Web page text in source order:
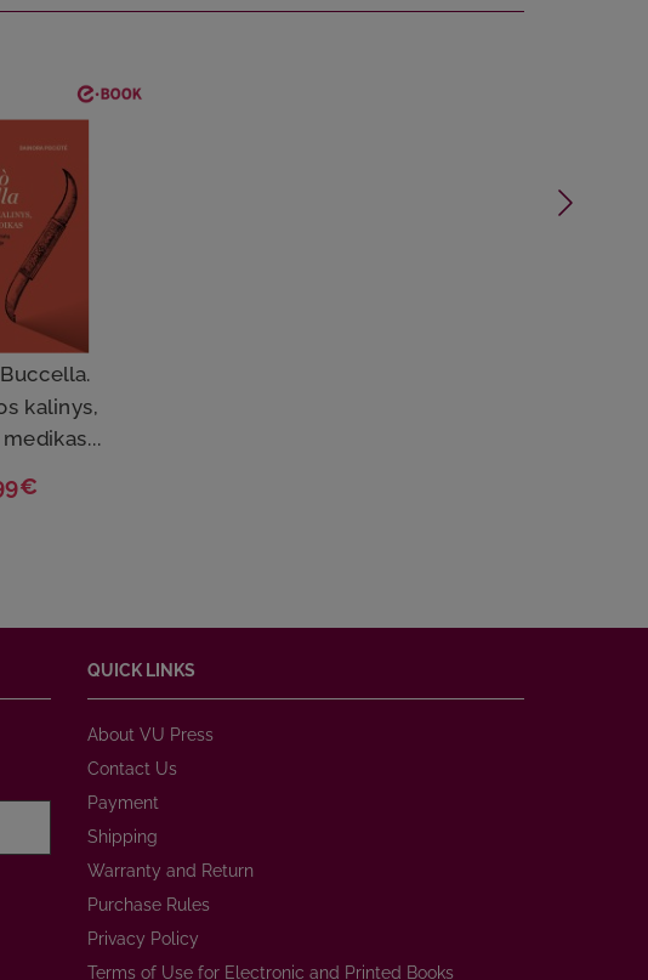
kalinys,
QUICK LINKS
About VU Press
Contact Us
Payment
Shipping
Warranty and Return
Purchase Rules
Privacy Policy
Terms of Use for Electronic and Printed Books